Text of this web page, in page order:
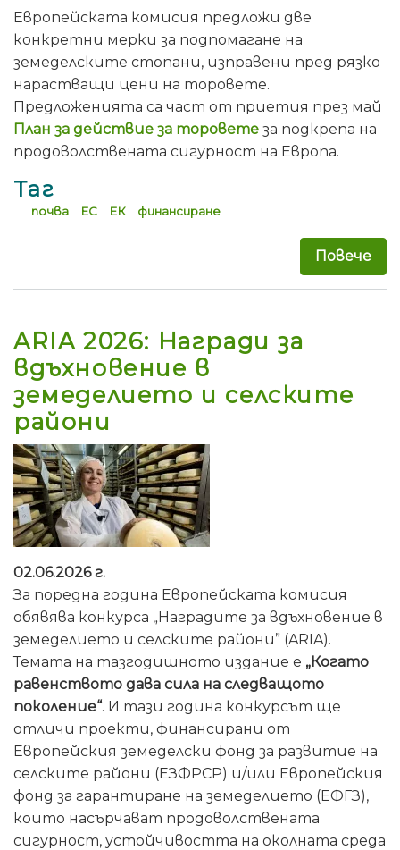
Европейската комисия предложи две
конкретни мерки за подпомагане на
земеделските стопани, изправени пред рязко
нарастващи цени на торовете.
Предложенията са част от приетия през май
План за действие за торовете за подкрепа на
продоволствената сигурност на Европа.
Таг
почва ЕС ЕК финансиране
Повече
ARIA 2026: Награди за
вдъхновение в
земеделието и селските
райони
02.06.2026 г.
За поредна година Европейската комисия
обявява конкурса „Наградите за вдъхновение в
земеделието и селските райони” (ARIA).
Темата на тазгодишното издание е „Когато
равенството дава сила на следващото
поколение“. И тази година конкурсът ще
отличи проекти, финансирани от
Европейския земеделски фонд за развитие на
селските райони (ЕЗФРСР) и/или Европейския
фонд за гарантиране на земеделието (ЕФГЗ),
които насърчават продоволствената
сигурност, устойчивостта на околната среда